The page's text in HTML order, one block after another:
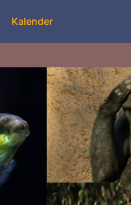
Kalender